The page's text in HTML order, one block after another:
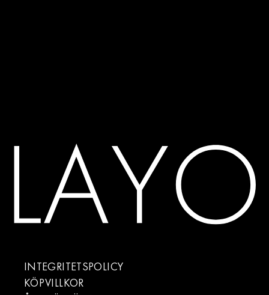
INTEGRITETSPOLICY
KÖPVILLKOR